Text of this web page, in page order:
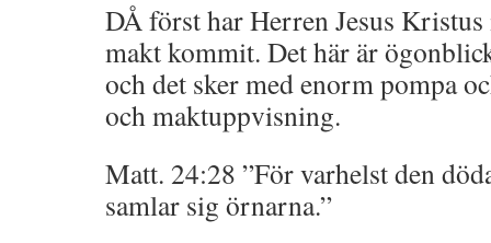
DÅ först har Herren Jesus
makt kommit. Det här är
och det sker med enorm pompa
och maktuppvisning.
Matt. 24:28 ”För varhelst den
samlar sig örnarna.”